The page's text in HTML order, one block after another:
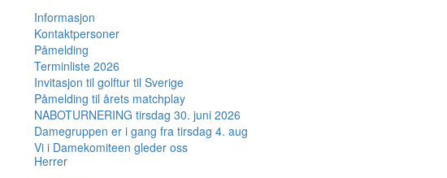
Informasjon
Kontaktpersoner
Påmelding
Terminliste 2026
Invitasjon til golftur til Sverige
Påmelding til årets matchplay
NABOTURNERING tirsdag 30. juni 2026
Damegruppen er i gang fra tirsdag 4. aug
Vi i Damekomiteen gleder oss
Herrer